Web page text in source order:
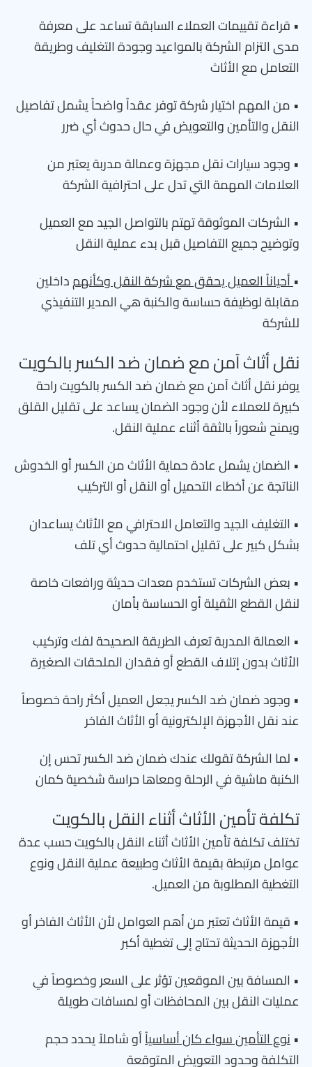
• قراءة تقييمات العملاء السابقة تساعد على معرفة
مدى التزام الشركة بالمواعيد وجودة التغليف وطريقة
التعامل مع الأثاث
• من المهم اختيار شركة توفر عقداً واضحاً يشمل تفاصيل
النقل والتأمين والتعويض في حال حدوث أي ضرر
• وجود سيارات نقل مجهزة وعمالة مدربة يعتبر من
العلامات المهمة التي تدل على احترافية الشركة
• الشركات الموثوقة تهتم بالتواصل الجيد مع العميل
وتوضيح جميع التفاصيل قبل بدء عملية النقل
•أحياناً العميل يحقق مع شركة النقل وكأنهمداخلين
مقابلة لوظيفة حساسة والكنبة هي المدير التنفيذي
للشركة
نقل أثاث آمن مع ضمان ضد الكسر بالكويت
يوفر نقل أثاث آمن مع ضمان ضد الكسر بالكويت راحة
كبيرة للعملاء لأن وجود الضمان يساعد على تقليل القلق
ويمنح شعوراً بالثقة أثناء عملية النقل.
• الضمان يشمل عادة حماية الأثاث من الكسر أو الخدوش
الناتجة عن أخطاء التحميل أو النقل أو التركيب
• التغليف الجيد والتعامل الاحترافي مع الأثاث يساعدان
بشكل كبير على تقليل احتمالية حدوث أي تلف
• بعض الشركات تستخدم معدات حديثة ورافعات خاصة
لنقل القطع الثقيلة أو الحساسة بأمان
• العمالة المدربة تعرف الطريقة الصحيحة لفك وتركيب
الأثاث بدون إتلاف القطع أو فقدان الملحقات الصغيرة
• وجود ضمان ضد الكسر يجعل العميل أكثر راحة خصوصاً
عند نقل الأجهزة الإلكترونية أو الأثاث الفاخر
• لما الشركة تقولك عندك ضمان ضد الكسر تحس إن
الكنبة ماشية في الرحلة ومعاها حراسة شخصية كمان
تكلفة تأمين الأثاث أثناء النقل بالكويت
تختلف تكلفة تأمين الأثاث أثناء النقل بالكويت حسب عدة
عوامل مرتبطة بقيمة الأثاث وطبيعة عملية النقل ونوع
التغطية المطلوبة من العميل.
• قيمة الأثاث تعتبر من أهم العوامل لأن الأثاث الفاخر أو
الأجهزة الحديثة تحتاج إلى تغطية أكبر
• المسافة بين الموقعين تؤثر على السعر وخصوصاً في
عمليات النقل بين المحافظات أو لمسافات طويلة
•نوع التأمين سواء كان أساسياًأو شاملاً يحدد حجم
التكلفة وحدود التعويض المتوقعة